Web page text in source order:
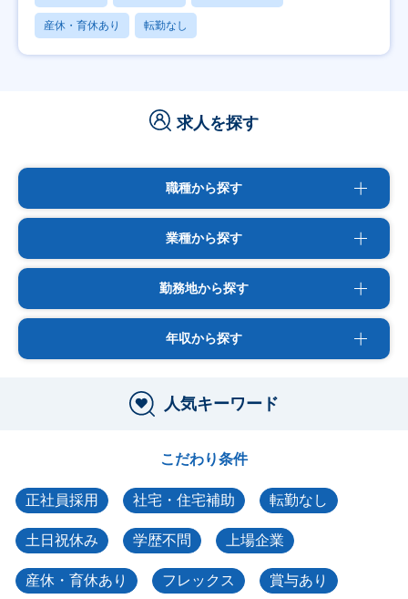
産休・育休あり 転勤なし
求人を探す
職種から探す
業種から探す
勤務地から探す
年収から探す
人気キーワード
こだわり条件
正社員採用 社宅・住宅補助 転勤なし
土日祝休み 学歴不問 上場企業
産休・育休あり フレックス 賞与あり